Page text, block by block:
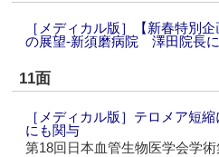
［メディカル版］【新春特別
の展望‐新須磨病院 澤田院長に
11面
［メディカル版］テロメア短
にも関与
第18回日本血管生物医学会学術